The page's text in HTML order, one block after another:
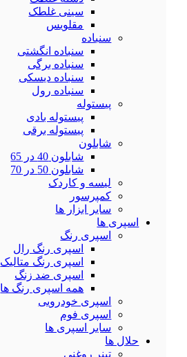
سینی غلطک
مقلویس
سنباده
سنباده انگشتی
سنباده برگی
سنباده دیسکی
سنباده رول
پیستوله
پیستوله بادی
پیستوله برقی
شابلون
شابلون 40 در 65
شابلون 50 در 70
لیسه و کاردک
کمپرسور
سایر ابزار ها
اسپری ها
اسپری رنگ
اسپری رنگ رال
اسپری رنگ متالیک
اسپری ضد زنگ
همه اسپری رنگ ها
اسپری خودرویی
اسپری فوم
سایر اسپری ها
حلال ها
تینر روغنی